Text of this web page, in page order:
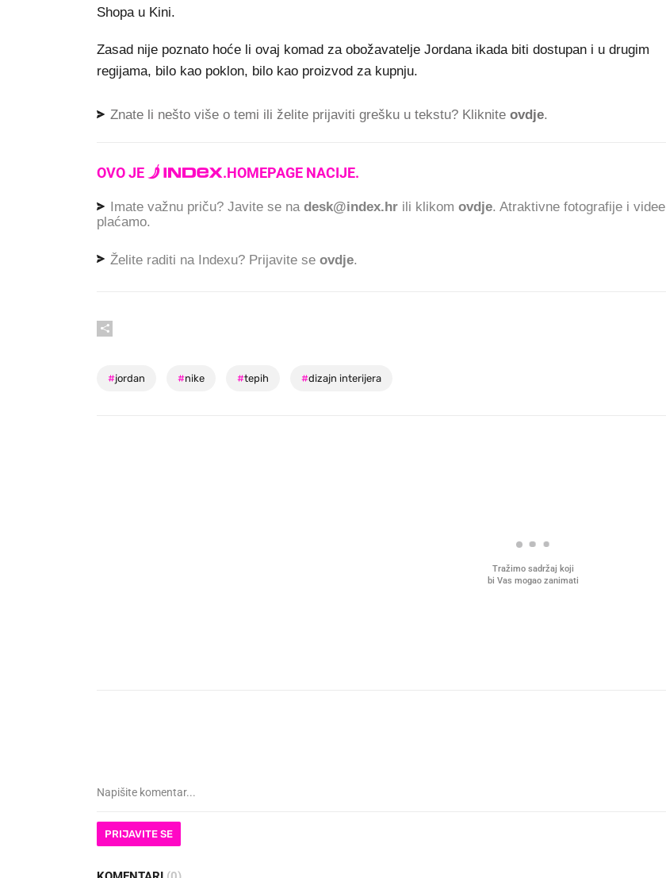
Shopa u Kini.
Zasad nije poznato hoće li ovaj komad za obožavatelje Jordana ikada biti dostupan i u drugim
regijama, bilo kao poklon, bilo kao proizvod za kupnju.
Znate li nešto više o temi ili želite prijaviti grešku u tekstu? Kliknite ovdje.
OVO JE .HOMEPAGE NACIJE.
Imate važnu priču? Javite se na desk@index.hr ili klikom ovdje. Atraktivne fotografije i videe
plaćamo.
Želite raditi na Indexu? Prijavite se ovdje.
#jordan #nike #tepih #dizajn interijera
Tražimo sadržaj koji
bi Vas mogao zanimati
PRIJAVITE SE